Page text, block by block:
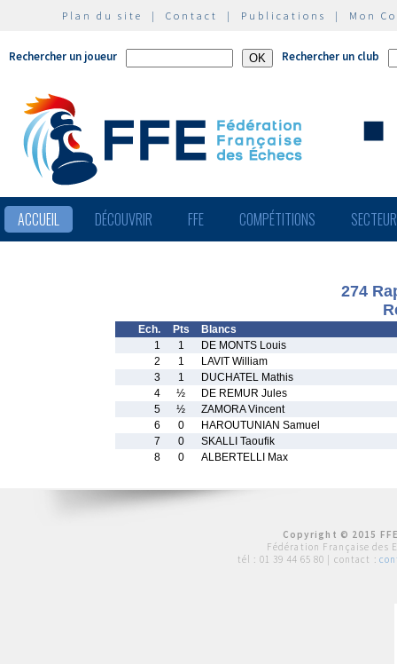
Plan du site | Contact | Publications | Mon
Rechercher un joueur Rechercher un club
ACCUEIL DÉCOUVRIR FFE COMPÉTITIONS
274
Ech. Pts
Blancs
1
1
DE MONTS Louis
2
1
LAVIT William
3
1
DUCHATEL Mathis
4
½
DE REMUR Jules
5
½
ZAMORA Vincent
6
0
HAROUTUNIAN Samuel
7
0
SKALLI Taoufik
8
0 ALBERTELLI Max
Copyright © 2015
Fédération Française des
tél : 01 39 44 65 80 | contact :